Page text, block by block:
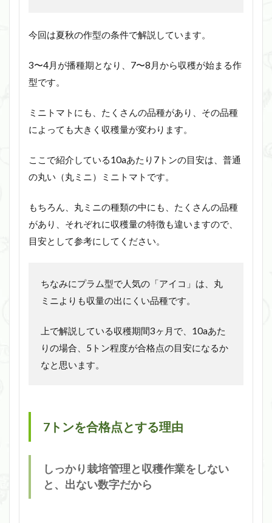
今回は夏秋の作型の条件で解説しています。
3〜4月が播種期となり、7〜8月から収穫が始まる作
型です。
ミニトマトにも、たくさんの品種があり、その品種
によっても大きく収穫量が変わります。
ここで紹介している10aあたり7トンの目安は、普通
の丸い（丸ミニ）ミニトマトです。
もちろん、丸ミニの種類の中にも、たくさんの品種
があり、それぞれに収穫量の特徴も違いますので、
目安として参考にしてください。
ちなみにプラム型で人気の「アイコ」は、丸
ミニよりも収量の出にくい品種です。
上で解説している収穫期間3ヶ月で、10aあた
りの場合、5トン程度が合格点の目安になるか
なと思います。
7トンを合格点とする理由
しっかり栽培管理と収穫作業をしない
と、出ない数字だから